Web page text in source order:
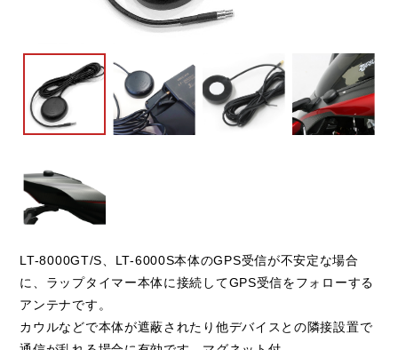
LT-8000GT/S、LT-6000S本体のGPS受信が不安定な場合
に、ラップタイマー本体に接続してGPS受信をフォローする
アンテナです。
カウルなどで本体が遮蔽されたり他デバイスとの隣接設置で